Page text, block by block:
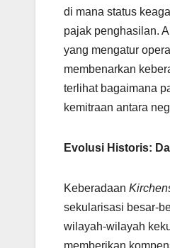
di mana status
pajak penghasilan.
yang mengatur
membenarkan
terlihat bagaimana
kemitraan antara
Evolusi Historis:
Keberadaan
sekularisasi besar-
wilayah-wilayah